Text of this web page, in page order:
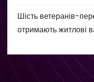
Шість ветеранів-
отримають житлові